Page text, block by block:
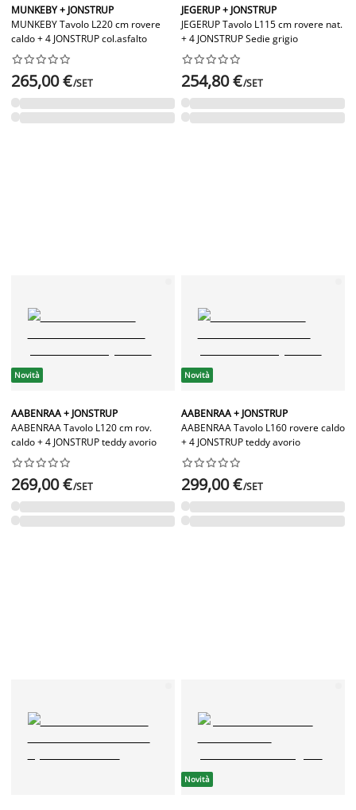
MUNKEBY + JONSTRUP
MUNKEBY Tavolo L220 cm rovere
caldo + 4 JONSTRUP col.asfalto






265,00 €/SET
JEGERUP + JONSTRUP
JEGERUP Tavolo L115 cm rovere nat.
+ 4 JONSTRUP Sedie grigio






254,80 €/SET
Novità
AABENRAA + JONSTRUP
AABENRAA Tavolo L120 cm rov.
caldo + 4 JONSTRUP teddy avorio






269,00 €/SET
Novità
AABENRAA + JONSTRUP
AABENRAA Tavolo L160 rovere caldo
+ 4 JONSTRUP teddy avorio






299,00 €/SET
Novità